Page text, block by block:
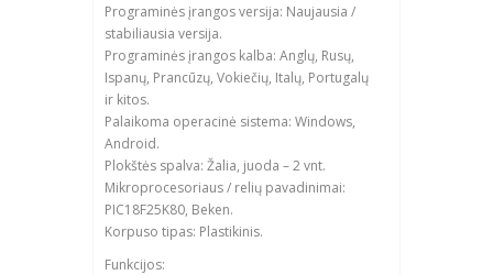
Programinės įrangos versija: Naujausia /
stabiliausia versija.
Programinės įrangos kalba: Anglų, Rusų,
Ispanų, Prancūzų, Vokiečių, Italų, Portugalų
ir kitos.
Palaikoma operacinė sistema: Windows,
Android.
Plokštės spalva: Žalia, juoda – 2 vnt.
Mikroprocesoriaus / relių pavadinimai:
PIC18F25K80, Beken.
Korpuso tipas: Plastikinis.
Funkcijos: